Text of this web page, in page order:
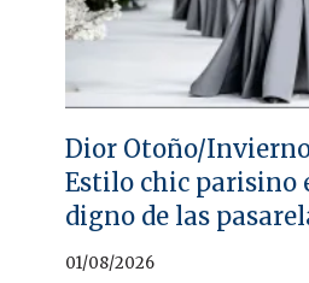
Dior Otoño/Invierno
Estilo chic parisino
digno de las
01/08/2026